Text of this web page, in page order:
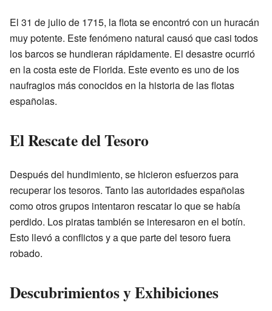
El 31 de julio de 1715, la flota se encontró con un huracán
muy potente. Este fenómeno natural causó que casi todos
los barcos se hundieran rápidamente. El desastre ocurrió
en la costa este de Florida. Este evento es uno de los
naufragios más conocidos en la historia de las flotas
españolas.
El Rescate del Tesoro
Después del hundimiento, se hicieron esfuerzos para
recuperar los tesoros. Tanto las autoridades españolas
como otros grupos intentaron rescatar lo que se había
perdido. Los piratas también se interesaron en el botín.
Esto llevó a conflictos y a que parte del tesoro fuera
robado.
Descubrimientos y Exhibiciones